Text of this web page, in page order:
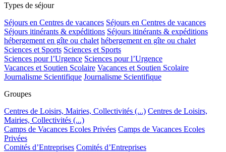
Types de séjour
Séjours en Centres de vacances Séjours en Centres de vacances
Séjours itinérants & expéditions Séjours itinérants & expéditions
hébergement en gîte ou chalet hébergement en gîte ou chalet
Sciences et Sports Sciences et Sports
Sciences pour l’Urgence Sciences pour l’Urgence
Vacances et Soutien Scolaire Vacances et Soutien Scolaire
Journalisme Scientifique Journalisme Scientifique
Groupes
Centres de Loisirs, Mairies, Collectivités (...) Centres de Loisirs,
Mairies, Collectivités (...)
Camps de Vacances Ecoles Privées Camps de Vacances Ecoles
Privées
Comités d’Entreprises Comités d’Entreprises